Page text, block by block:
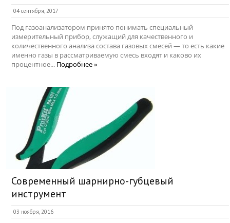
04 сентября, 2017
Под газоанализатором принято понимать специальный
измерительный прибор, служащий для качественного и
количественного анализа состава газовых смесей — то есть какие
именно газы в рассматриваемую смесь входят и каково их
процентное... Подробнее »
Современный шарнирно-губцевый
инструмент
03 ноября, 2016